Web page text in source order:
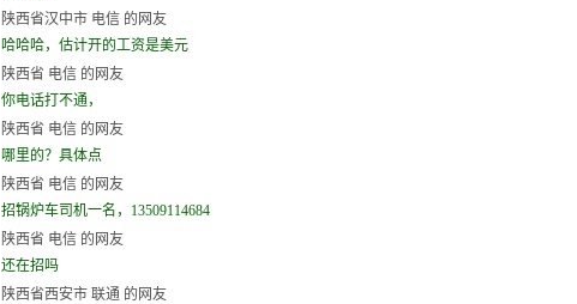
陕西省汉中市 电信 的网友
哈哈哈，估计开的工资是美元
陕西省 电信 的网友
你电话打不通，
陕西省 电信 的网友
哪里的？具体点
陕西省 电信 的网友
招锅炉车司机一名，13509114684
陕西省 电信 的网友
还在招吗
陕西省西安市 联通 的网友